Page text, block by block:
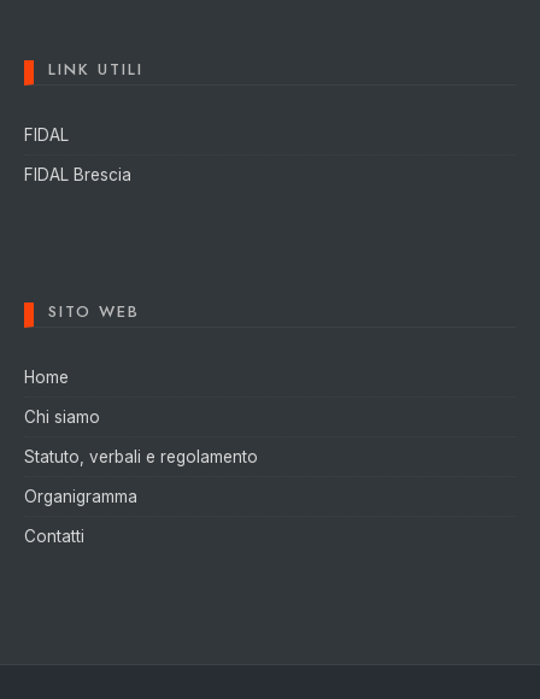
LINK UTILI
FIDAL
FIDAL Brescia
SITO WEB
Home
Chi siamo
Statuto, verbali e regolamento
Organigramma
Contatti